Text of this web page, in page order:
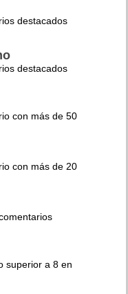
destacados
destacados
con más de 50
con más de 20
superior a 8 en